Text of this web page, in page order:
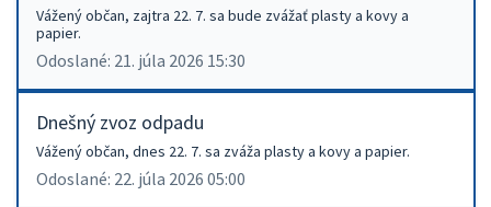
Vážený občan, zajtra 22. 7. sa bude zvážať plasty a kovy a
papier.
Odoslané: 21. júla 2026 15:30
Dnešný zvoz odpadu
Vážený občan, dnes 22. 7. sa zváža plasty a kovy a papier.
Odoslané: 22. júla 2026 05:00